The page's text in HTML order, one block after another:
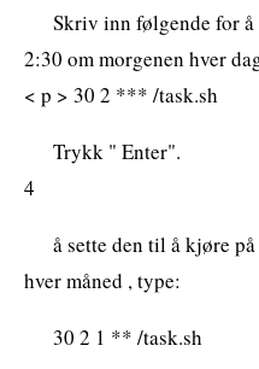
Skriv inn følgende for
2:30 om morgenen hver
< p > 30 2 *** /task.sh
Trykk " Enter".
4
å sette den til å kjøre
hver måned , type:
30 2 1 ** /task.sh